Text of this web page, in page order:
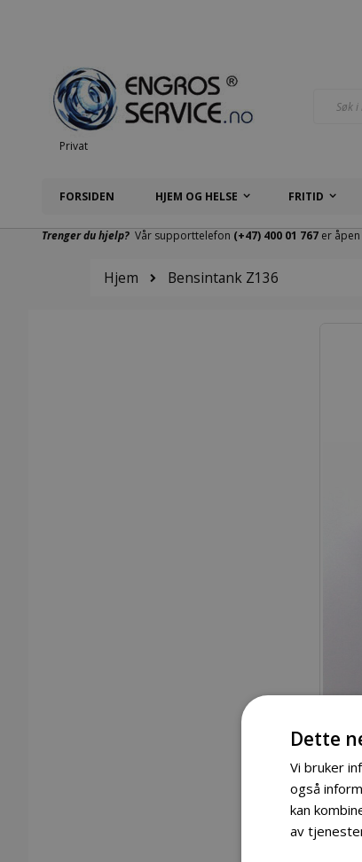
Privat
FORSIDEN HJEM OG HELSE FRITID
Trenger du hjelp? Vår supporttelefon (+47) 400 01 767 er
Hjem Bensintank Z136
Dette
Vi bruker
også
kan
av